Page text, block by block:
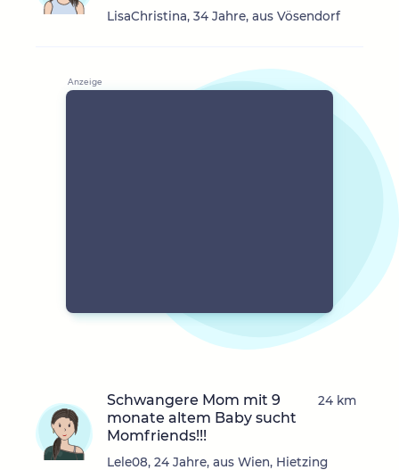
LisaChristina, 34 Jahre, aus Vösendorf
Schwangere Mom mit 9
monate altem Baby sucht
Momfriends!!!
Lele08, 24 Jahre, aus Wien, Hietzing
24 km